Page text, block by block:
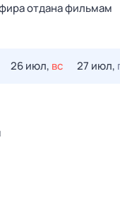
отдана фильмам
26 июл, вс 27 июл,